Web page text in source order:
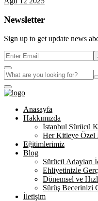
Newsletter
Sign up to get update news
Anasayfa
Hakkımızda
İstanbul Sürücü
Her Kitleye Özel
Eğitimlerimiz
Blog
Sürücü Adayları
Ehliyetinizle
Dönemsel ve
Sürüş Becerinizi
İletişim